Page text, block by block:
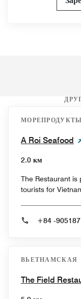
МОРЕПРОДУКТЫ
A Roi Seafood
2.0 км
The Restaurant is
tourists for
+84 -
ВЬЕТНАМСКАЯ
The Field